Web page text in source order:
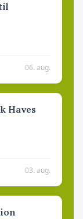
06. aug.
Haves
03. aug.